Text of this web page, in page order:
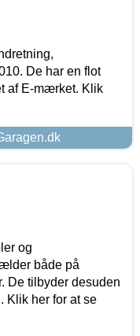
De har en flot
af E-mærket. Klik
og
både på
De tilbyder desuden
Klik her for at se